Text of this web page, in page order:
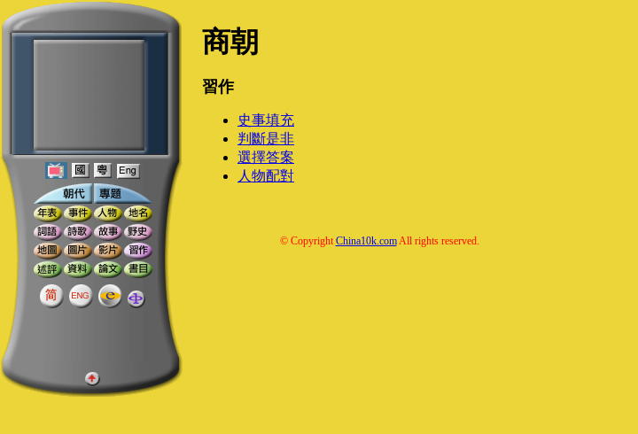
商朝
習作
史事填充
判斷是非
選擇答案
人物配對
© CopyrightChina10k.comAll rights reserved.